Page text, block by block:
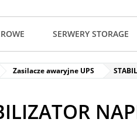
SERWERY STORAGE
Zasilacze awaryjne UPS